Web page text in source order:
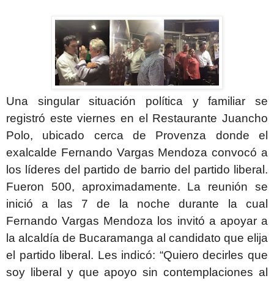
Una singular situación política y familiar se
registró este viernes en el Restaurante Juancho
Polo, ubicado cerca de Provenza donde el
exalcalde Fernando Vargas Mendoza convocó a
los líderes del partido de barrio del partido liberal.
Fueron 500, aproximadamente. La reunión se
inició a las 7 de la noche durante la cual
Fernando Vargas Mendoza los invitó a apoyar a
la alcaldía de Bucaramanga al candidato que elija
el partido liberal. Les indicó: “Quiero decirles que
soy liberal y que apoyo sin contemplaciones al